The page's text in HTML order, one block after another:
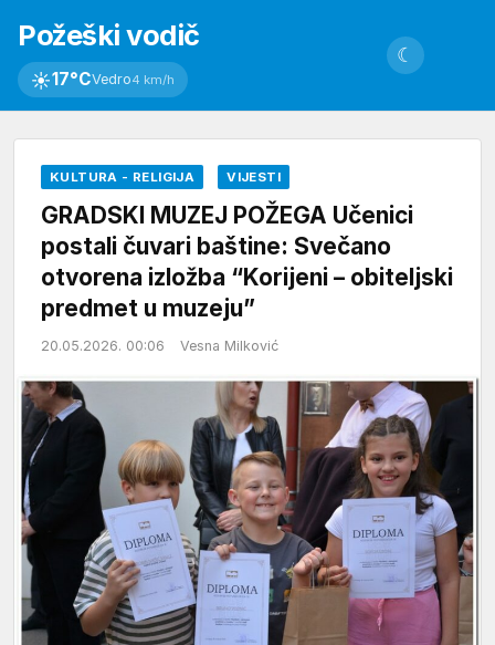
Požeški vodič
☀17°CVedro4 km/h
☾
KULTURA - RELIGIJA VIJESTI
GRADSKI MUZEJ POŽEGA Učenici
postali čuvari baštine: Svečano
otvorena izložba “Korijeni – obiteljski
predmet u muzeju”
20.05.2026. 00:06 Vesna Milković